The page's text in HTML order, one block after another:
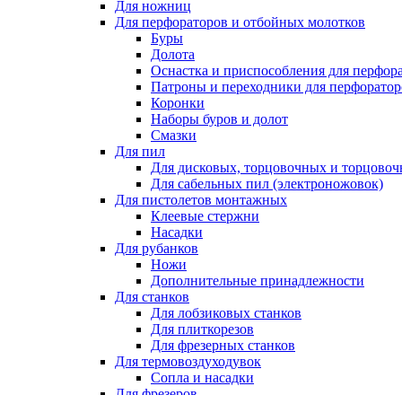
Для ножниц
Для перфораторов и отбойных молотков
Буры
Долота
Оснастка и приспособления для
Патроны и переходники для
Коронки
Наборы буров и долот
Смазки
Для пил
Для дисковых, торцовочных и
Для сабельных пил (электроножовок)
Для пистолетов монтажных
Клеевые стержни
Насадки
Для рубанков
Ножи
Дополнительные принадлежности
Для станков
Для лобзиковых станков
Для плиткорезов
Для фрезерных станков
Для термовоздуходувок
Сопла и насадки